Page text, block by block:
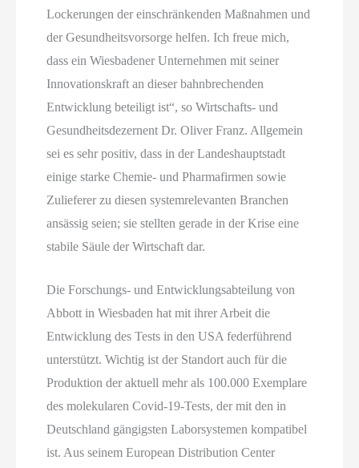
Lockerungen der einschränkenden Maßnahmen und
der Gesundheitsvorsorge helfen. Ich freue mich,
dass ein Wiesbadener Unternehmen mit seiner
Innovationskraft an dieser bahnbrechenden
Entwicklung beteiligt ist“, so Wirtschafts- und
Gesundheitsdezernent Dr. Oliver Franz. Allgemein
sei es sehr positiv, dass in der Landeshauptstadt
einige starke Chemie- und Pharmafirmen sowie
Zulieferer zu diesen systemrelevanten Branchen
ansässig seien; sie stellten gerade in der Krise eine
stabile Säule der Wirtschaft dar.
Die Forschungs- und Entwicklungsabteilung von
Abbott in Wiesbaden hat mit ihrer Arbeit die
Entwicklung des Tests in den USA federführend
unterstützt. Wichtig ist der Standort auch für die
Produktion der aktuell mehr als 100.000 Exemplare
des molekularen Covid-19-Tests, der mit den in
Deutschland gängigsten Laborsystemen kompatibel
ist. Aus seinem European Distribution Center